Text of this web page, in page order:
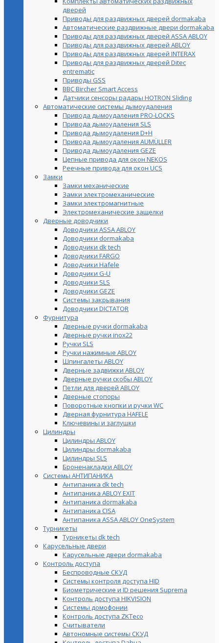
дверей
Приводы для раздвижных дверей dormakaba
Автоматические раздвижные двери dormakaba
Приводы для раздвижных дверей ASSA ABLOY
Приводы для раздвижных дверей ABLOY
Приводы для раздвижных дверей INTERAX
Приводы для раздвижных дверей Ditec
entrematic
Приводы GSS
BBC Bircher Smart Access
Датчики сенсоры радары HOTRON Sliding
Автоматические системы дымоудаления
Привода дымоудаления PRO-LOCKS
Привода дымоудаления SLS
Привода дымоудаления D+H
Привода дымоудаления AUMÜLLER
Привода дымоудаления GEZE
Цепные привода для окон NEKOS
Реечные привода для окон UСS
Замки
Замки механические
Замки электромеханические
Замки электромагнитные
Электромеханические защелки
Дверные доводчики
Доводчики ASSA ABLOY
Доводчики dormakaba
Доводчики dk tech
Доводчики FARGO
Доводчики Hafele
Доводчики G-U
Доводчики SLS
Доводчики GEZE
Cистемы закрывания
Доводчики DICTATOR
Фурнитура
Дверные ручки dormakaba
Дверные ручки inox22
Ручки SLS
Ручки нажимные ABLOY
Шпингалеты ABLOY
Дверные задвижки ABLOY
Дверные ручки скобы ABLOY
Петли для дверей ABLOY
Дверные стопоры
Поворотные кнопки и ручки WC
Дверная фурнитура HAFELE
Ключевины и заглушки
Цилиндры
Цилиндры ABLOY
Цилиндры dormakaba
Цилиндры SLS
Броненакладки ABLOY
Системы АНТИПАНИКА
Антипаника dk tech
Антипаника ABLOY EXIT
Антипаника dormakaba
Антипаника СISA
Антипаника ASSA ABLOY OneSystem
Турникеты
Турникеты dk tech
Карусельные двери
Карусельные двери dormakaba
Контроль доступа
Беспроводные СКУД
Системы контроля доступа HID
Биометрические и ID решения Suprema
Контроль доступа HIKVISION
Системы домофонии
Контроль доступа ZKTeco
Считыватели
Автономные системы СКУД